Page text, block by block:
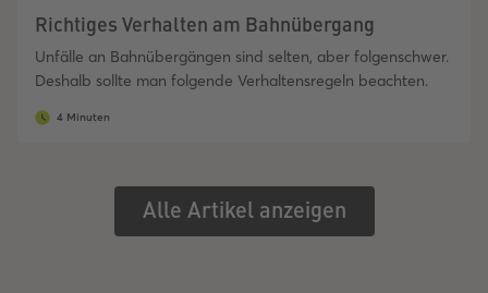
Richtiges Verhalten am Bahnübergang
Unfälle an Bahnübergängen sind selten, aber folgenschwer.
Deshalb sollte man folgende Verhaltensregeln beachten.
4 Minuten
Alle Artikel anzeigen